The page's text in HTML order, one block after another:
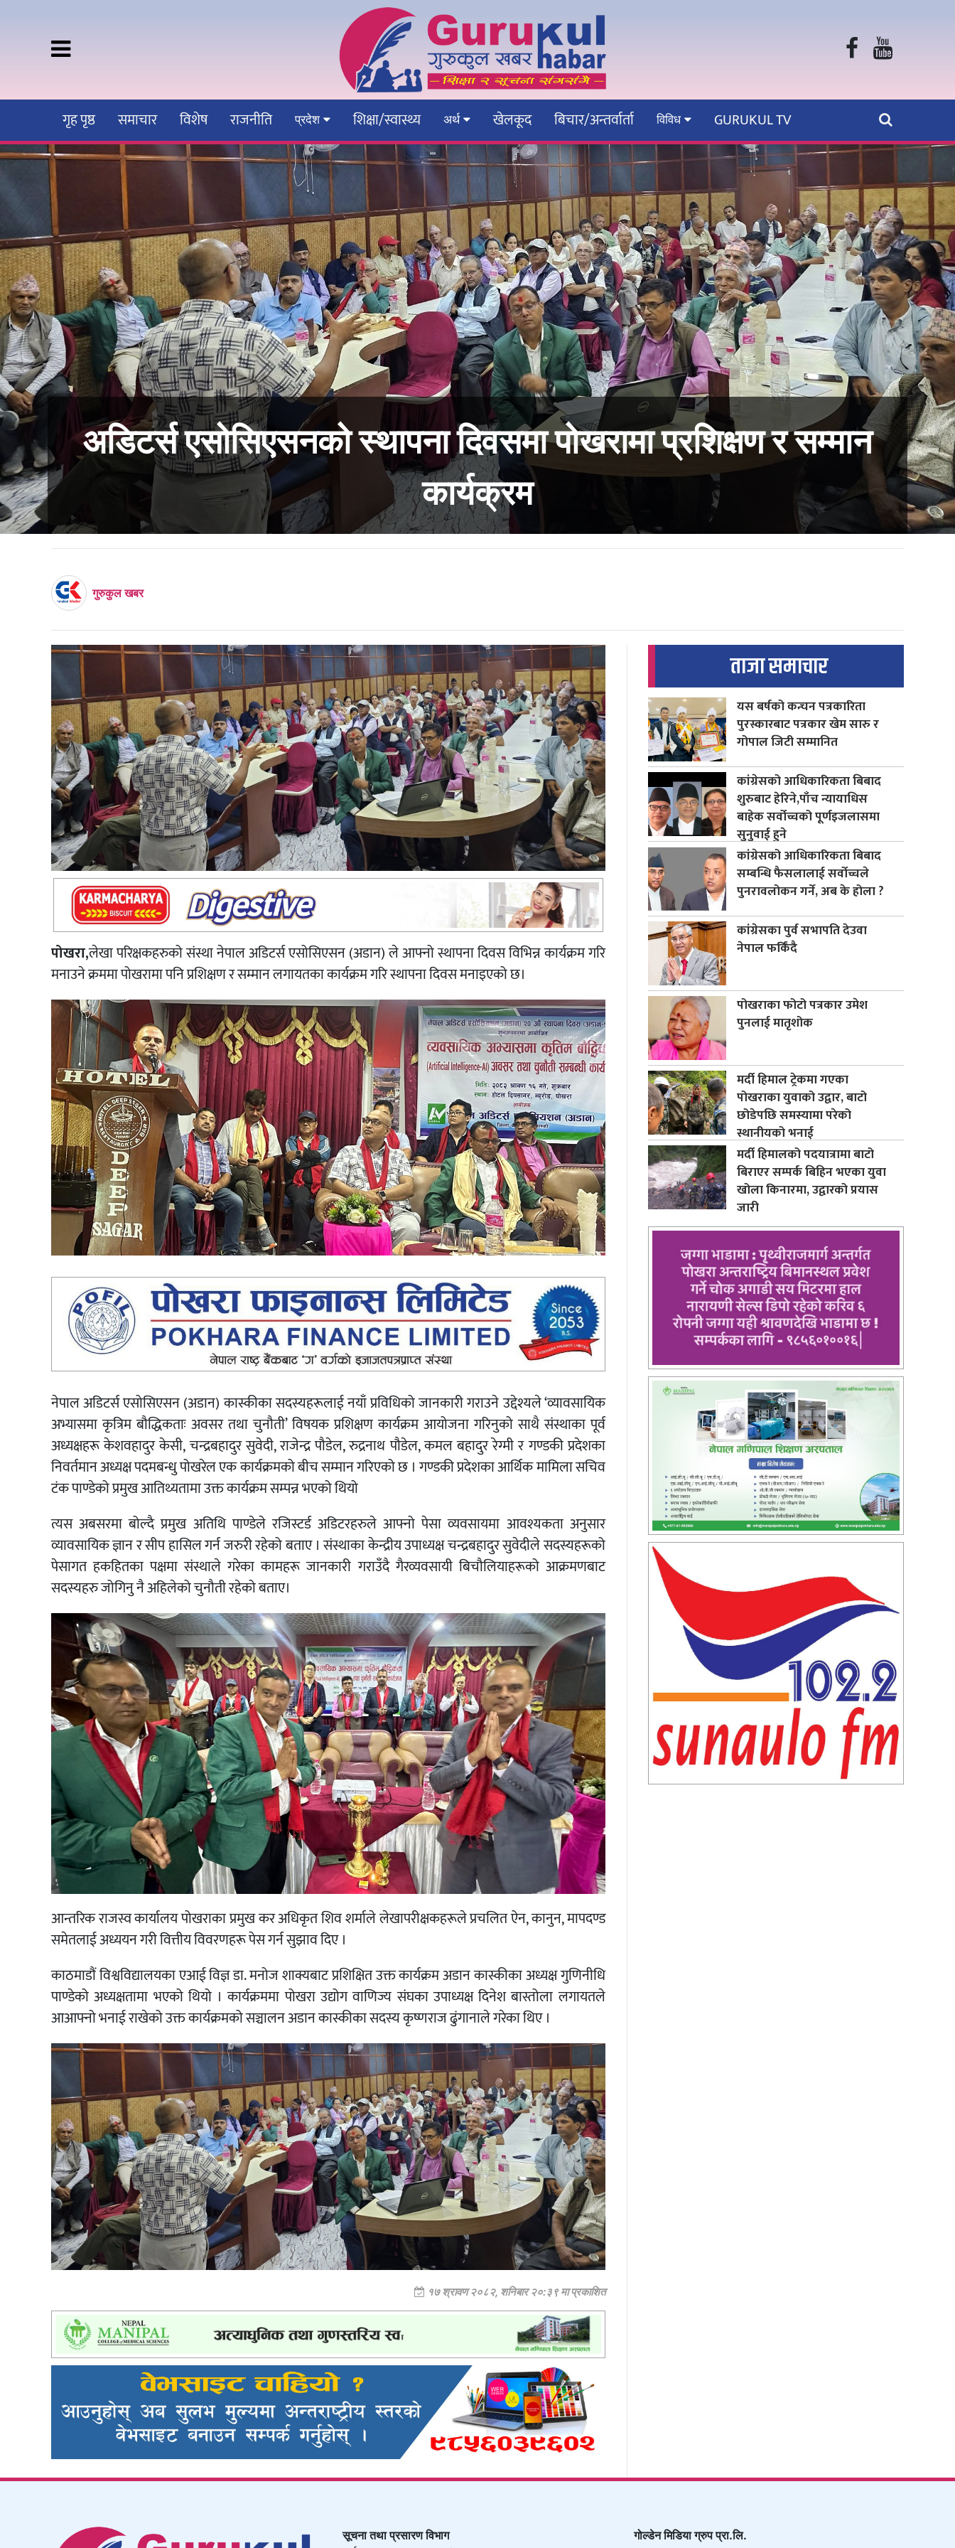
गृह पृष्ठ समाचार विशेष राजनीति प्रदेश शिक्षा/स्वास्थ्य अर्थ खेलकूद बिचार/अन्तर्वार्ता विविध GURUKUL TV
अडिटर्स एसोसिएसनको स्थापना दिवसमा पोखरामा प्रशिक्षण र सम्मान
कार्यक्रम
गुरुकुल खबर
पोखरा,लेखा परिक्षकहरुको संस्था नेपाल अडिटर्स एसोसिएसन (अडान) ले आफ्नो स्थापना दिवस विभिन्न कार्यक्रम गरि
मनाउने क्रममा पोखरामा पनि प्रशिक्षण र सम्मान लगायतका कार्यक्रम गरि स्थापना दिवस मनाइएको छ।
नेपाल अडिटर्स एसोसिएसन (अडान) कास्कीका सदस्यहरूलाई नयाँ प्रविधिको जानकारी गराउने उद्देश्यले ‘व्यावसायिक
अभ्यासमा कृत्रिम बौद्धिकताः अवसर तथा चुनौती’ विषयक प्रशिक्षण कार्यक्रम आयोजना गरिनुको साथै संस्थाका पूर्व
अध्यक्षहरू केशवहादुर केसी, चन्द्रबहादुर सुवेदी, राजेन्द्र पौडेल, रुद्रनाथ पौडेल, कमल बहादुर रेग्मी र गण्डकी प्रदेशका
निवर्तमान अध्यक्ष पदमबन्धु पोखरेल एक कार्यक्रमको बीच सम्मान गरिएको छ । गण्डकी प्रदेशका आर्थिक मामिला सचिव
टंक पाण्डेको प्रमुख आतिथ्यतामा उक्त कार्यक्रम सम्पन्न भएको थियो
त्यस अबसरमा बोल्दै प्रमुख अतिथि पाण्डेले रजिस्टर्ड अडिटरहरुले आफ्नो पेसा व्यवसायमा आवश्यकता अनुसार
व्यावसायिक ज्ञान र सीप हासिल गर्न जरुरी रहेको बताए । संस्थाका केन्द्रीय उपाध्यक्ष चन्द्रबहादुर सुवेदीले सदस्यहरूको
पेसागत हकहितका पक्षमा संस्थाले गरेका कामहरू जानकारी गराउँदै गैरव्यवसायी बिचौलियाहरूको आक्रमणबाट
सदस्यहरु जोगिनु नै अहिलेको चुनौती रहेको बताए।
आन्तरिक राजस्व कार्यालय पोखराका प्रमुख कर अधिकृत शिव शर्माले लेखापरीक्षकहरूले प्रचलित ऐन, कानुन, मापदण्ड
समेतलाई अध्ययन गरी वित्तीय विवरणहरू पेस गर्न सुझाव दिए ।
काठमाडौं विश्वविद्यालयका एआई विज्ञ डा. मनोज शाक्यबाट प्रशिक्षित उक्त कार्यक्रम अडान कास्कीका अध्यक्ष गुणिनीधि
पाण्डेको अध्यक्षतामा भएको थियो । कार्यक्रममा पोखरा उद्योग वाणिज्य संघका उपाध्यक्ष दिनेश बास्तोला लगायतले
आआफ्नो भनाई राखेको उक्त कार्यक्रमको सञ्चालन अडान कास्कीका सदस्य कृष्णराज ढुंगानाले गरेका थिए ।
१७ श्रावण २०८२, शनिबार २०:३९ मा प्रकाशित
ताजा समाचार
यस बर्षको कन्चन पत्रकारिता
पुरस्कारबाट पत्रकार खेम सारु र
गोपाल जिटी सम्मानित
कांग्रेसको आधिकारिकता बिबाद
शुरुबाट हेरिने,पाँच न्यायाधिस
बाहेक सर्वोच्चको पूर्णइजलासमा
सुनुवाई हुने
कांग्रेसको आधिकारिकता बिबाद
सम्बन्धि फैसलालाई सर्वोच्चले
पुनरावलोकन गर्ने, अब के होला ?
कांग्रेसका पुर्व सभापति देउवा
नेपाल फर्किंदै
पोखराका फोटो पत्रकार उमेश
पुनलाई मातृशोक
मर्दी हिमाल ट्रेकमा गएका
पोखराका युवाको उद्वार, बाटो
छोडेपछि समस्यामा परेको
स्थानीयको भनाई
मर्दी हिमालको पदयात्रामा बाटो
बिराएर सम्पर्क बिहिन भएका युवा
खोला किनारमा, उद्वारको प्रयास
जारी
सूचना तथा प्रसारण विभाग
गोल्डेन मिडिया ग्रुप प्रा.लि.